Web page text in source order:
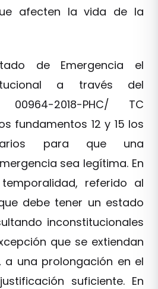
afecten la vida de la
de Emergencia el
a través del
2018-PHC/ TC
fundamentos 12 y 15 los
para que una
sea legítima. En
referido al
debe tener un estado
inconstitucionales
que se extiendan
a una prolongación en el
suficiente. En